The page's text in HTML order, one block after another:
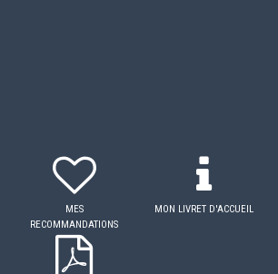
MES
RECOMMANDATIONS
MON LIVRET D'ACCUEIL